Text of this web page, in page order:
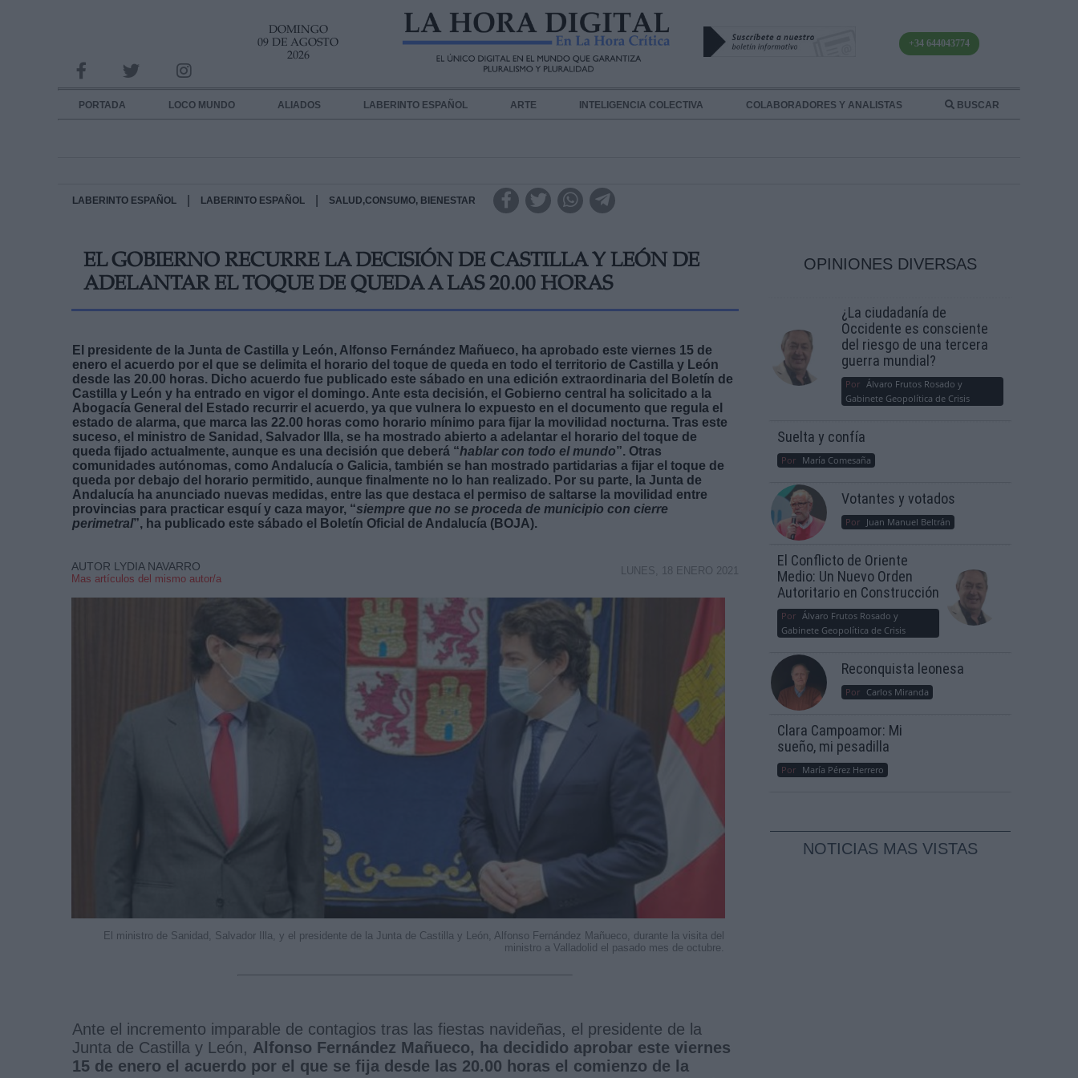
DOMINGO
09 DE AGOSTO
2026
+34 644043774
PORTADA LOCO MUNDO ALIADOS LABERINTO ESPAÑOL ARTE INTELIGENCIA COLECTIVA COLABORADORES Y ANALISTAS BUSCAR
LABERINTO ESPAÑOL LABERINTO ESPAÑOL SALUD,CONSUMO, BIENESTAR
EL GOBIERNO RECURRE LA DECISIÓN DE CASTILLA Y LEÓN DE
ADELANTAR EL TOQUE DE QUEDA A LAS 20.00 HORAS
El presidente de la Junta de Castilla y León, Alfonso Fernández Mañueco, ha aprobado este viernes 15 de
enero el acuerdo por el que se delimita el horario del toque de queda en todo el territorio de Castilla y León
desde las 20.00 horas. Dicho acuerdo fue publicado este sábado en una edición extraordinaria del Boletín de
Castilla y León y ha entrado en vigor el domingo. Ante esta decisión, el Gobierno central ha solicitado a la
Abogacía General del Estado recurrir el acuerdo, ya que vulnera lo expuesto en el documento que regula el
estado de alarma, que marca las 22.00 horas como horario mínimo para fijar la movilidad nocturna. Tras este
suceso, el ministro de Sanidad, Salvador Illa, se ha mostrado abierto a adelantar el horario del toque de
queda fijado actualmente, aunque es una decisión que deberá “hablar con todo el mundo”. Otras
comunidades autónomas, como Andalucía o Galicia, también se han mostrado partidarias a fijar el toque de
queda por debajo del horario permitido, aunque finalmente no lo han realizado. Por su parte, la Junta de
Andalucía ha anunciado nuevas medidas, entre las que destaca el permiso de saltarse la movilidad entre
provincias para practicar esquí y caza mayor, “siempre que no se proceda de municipio con cierre
perimetral”, ha publicado este sábado el Boletín Oficial de Andalucía (BOJA).
AUTOR LYDIA NAVARRO
Mas artículos del mismo autor/a
LUNES, 18 ENERO 2021
El ministro de Sanidad, Salvador Illa, y el presidente de la Junta de Castilla y León, Alfonso Fernández Mañueco, durante la visita del
ministro a Valladolid el pasado mes de octubre.
Ante el incremento imparable de contagios tras las fiestas navideñas, el presidente de la
Junta de Castilla y León, Alfonso Fernández Mañueco, ha decidido aprobar este viernes
15 de enero el acuerdo por el que se fija desde las 20.00 horas el comienzo de la
OPINIONES DIVERSAS
¿La ciudadanía de
Occidente es consciente
del riesgo de una tercera
guerra mundial?
Por Álvaro Frutos Rosado y
Gabinete Geopolítica de Crisis
Suelta y confía
Por María Comesaña
Votantes y votados
Por Juan Manuel Beltrán
El Conflicto de Oriente
Medio: Un Nuevo Orden
Autoritario en Construcción
Por Álvaro Frutos Rosado y
Gabinete Geopolítica de Crisis
Reconquista leonesa
Por Carlos Miranda
Clara Campoamor: Mi
sueño, mi pesadilla
Por María Pérez Herrero
NOTICIAS MAS VISTAS
INFORMACION SOBRE LA PROTECCIÓN DE TUS DATOS
Responsable:
Destinatarios:
link
Información adicional
link